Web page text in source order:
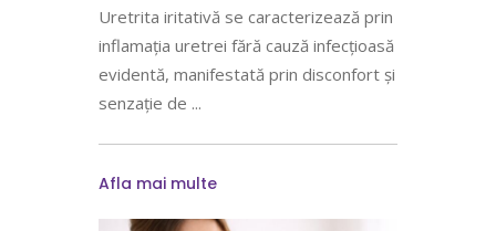
Uretrita iritativă se caracterizează prin
inflamația uretrei fără cauză infecțioasă
evidentă, manifestată prin disconfort și
senzație de
Afla mai multe